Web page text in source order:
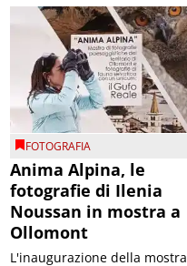
FOTOGRAFIA
Anima Alpina, le
fotografie di Ilenia
Noussan in mostra a
Ollomont
L'inaugurazione della mostra